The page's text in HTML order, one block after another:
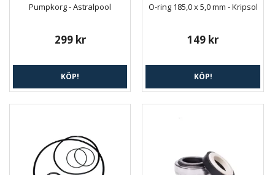
Pumpkorg - Astralpool
299 kr
KÖP!
O-ring 185,0 x 5,0 mm - Kripsol
149 kr
KÖP!